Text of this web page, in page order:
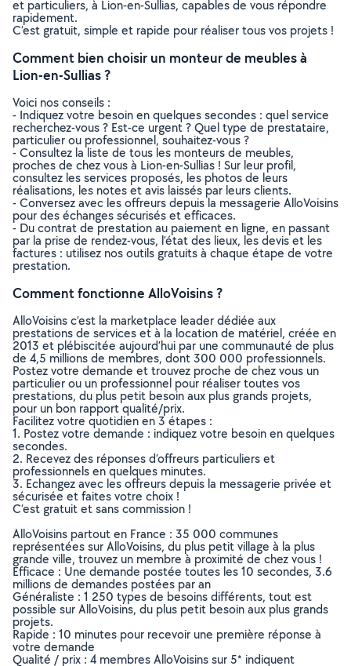
et particuliers, à Lion-en-Sullias, capables de vous répondre
rapidement.
C’est gratuit, simple et rapide pour réaliser tous vos projets !
Comment bien choisir un monteur de meubles à
Lion-en-Sullias ?
Voici nos conseils :
- Indiquez votre besoin en quelques secondes : quel service
recherchez-vous ? Est-ce urgent ? Quel type de prestataire,
particulier ou professionnel, souhaitez-vous ?
- Consultez la liste de tous les monteurs de meubles,
proches de chez vous à Lion-en-Sullias ! Sur leur profil,
consultez les services proposés, les photos de leurs
réalisations, les notes et avis laissés par leurs clients.
- Conversez avec les offreurs depuis la messagerie AlloVoisins
pour des échanges sécurisés et efficaces.
- Du contrat de prestation au paiement en ligne, en passant
par la prise de rendez-vous, l’état des lieux, les devis et les
factures : utilisez nos outils gratuits à chaque étape de votre
prestation.
Comment fonctionne AlloVoisins ?
AlloVoisins c’est la marketplace leader dédiée aux
prestations de services et à la location de matériel, créée en
2013 et plébiscitée aujourd’hui par une communauté de plus
de 4,5 millions de membres, dont 300 000 professionnels.
Postez votre demande et trouvez proche de chez vous un
particulier ou un professionnel pour réaliser toutes vos
prestations, du plus petit besoin aux plus grands projets,
pour un bon rapport qualité/prix.
Facilitez votre quotidien en 3 étapes :
1. Postez votre demande : indiquez votre besoin en quelques
secondes.
2. Recevez des réponses d’offreurs particuliers et
professionnels en quelques minutes.
3. Echangez avec les offreurs depuis la messagerie privée et
sécurisée et faites votre choix !
C’est gratuit et sans commission !
AlloVoisins partout en France : 35 000 communes
représentées sur AlloVoisins, du plus petit village à la plus
grande ville, trouvez un membre à proximité de chez vous !
Efficace : Une demande postée toutes les 10 secondes, 3.6
millions de demandes postées par an
Généraliste : 1 250 types de besoins différents, tout est
possible sur AlloVoisins, du plus petit besoin aux plus grands
projets.
Rapide : 10 minutes pour recevoir une première réponse à
votre demande
Qualité / prix : 4 membres AlloVoisins sur 5* indiquent